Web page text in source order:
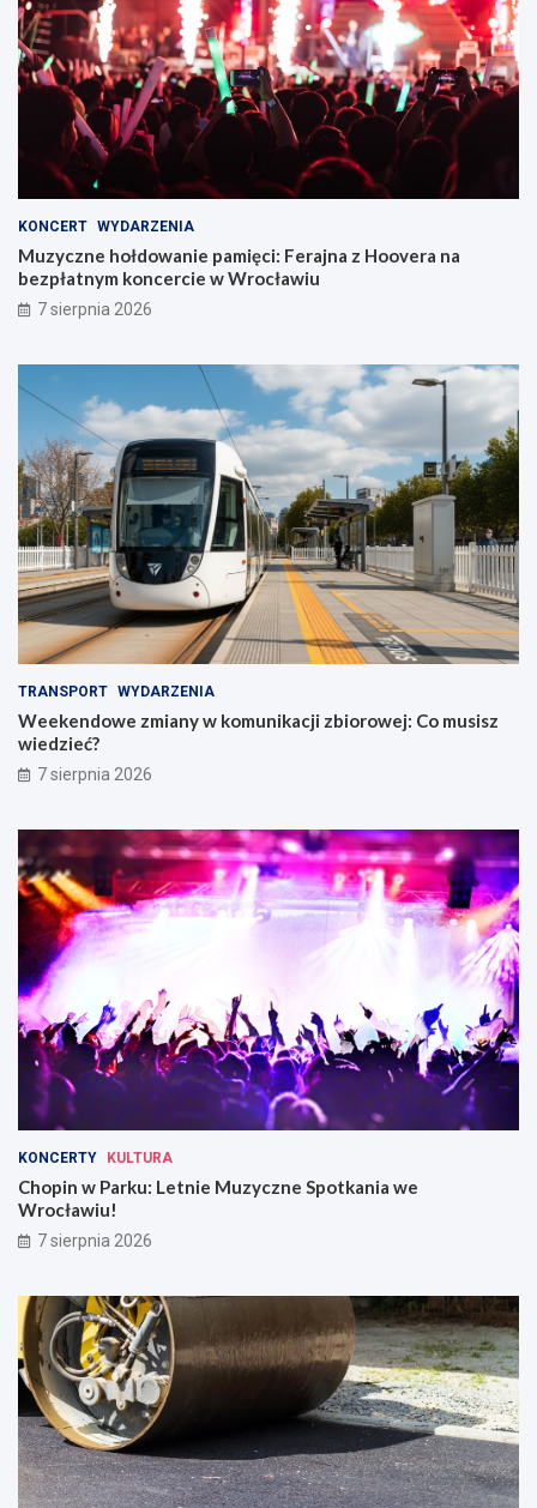
KONCERT WYDARZENIA
Muzyczne hołdowanie pamięci: Ferajna z Hoovera na
bezpłatnym koncercie w Wrocławiu
7 sierpnia 2026
TRANSPORT WYDARZENIA
Weekendowe zmiany w komunikacji zbiorowej: Co musisz
wiedzieć?
7 sierpnia 2026
KONCERTY KULTURA
Chopin w Parku: Letnie Muzyczne Spotkania we
Wrocławiu!
7 sierpnia 2026